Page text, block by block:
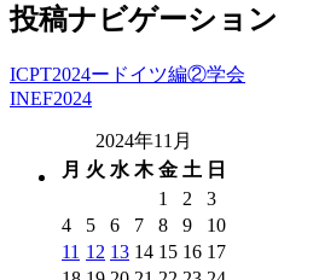
投稿ナビゲーション
ICPT2024ードイツ編②学会
INEF2024
2024年11月
月 火 水 木 金 土 日
1 2
3
4
5 6 7 8 9
10
11 12 13 14 15 16 17